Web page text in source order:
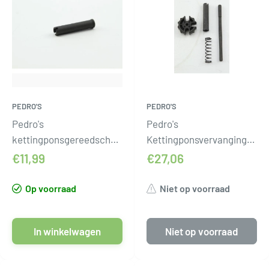
PEDRO'S
Pedro's
kettingponsgereedschapset
pedros
€11,99
Op voorraad
In winkelwagen
PEDRO'S
Pedro's
Kettingponsvervangingsset
Pedro
€27,06
Niet op voorraad
Niet op voorraad